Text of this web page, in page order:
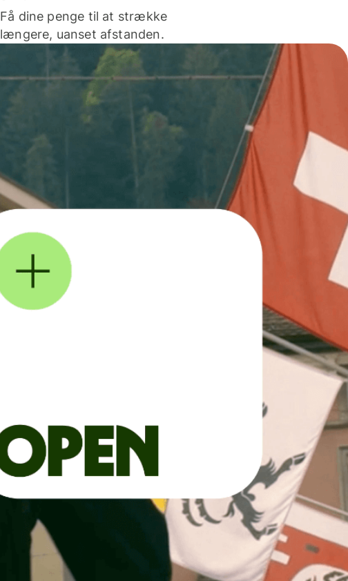
Få dine penge til at strække
længere, uanset afstanden.